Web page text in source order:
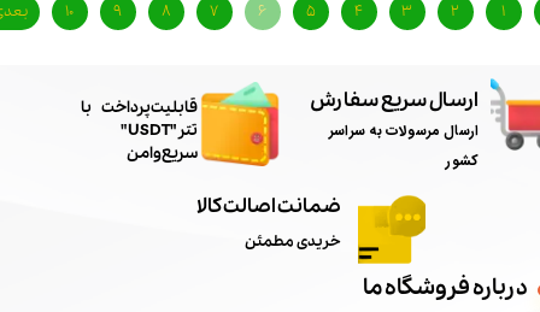
۱ ۲ ۳ ۴ ۵ ۶ ۷ ۸ ۹ ۱۰
ارسال سریع سفارش
ارسال مرسولات به سراسر
کشور
ضمانت اصالت کالا
خریدی مطمئن
درباره فروشگاه ما
​قابلیت پرداخت با
تتر"USDT"
سریع و امن